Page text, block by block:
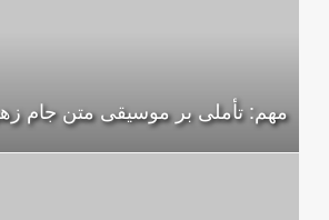
مهم: تأملی بر موسیقی متن جام